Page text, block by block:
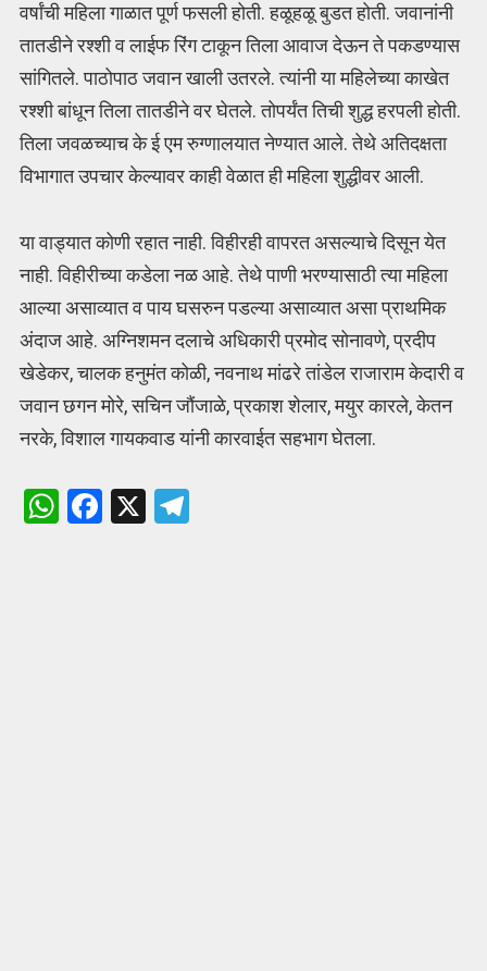
वर्षांची महिला गाळात पूर्ण फसली होती. हळूहळू बुडत होती. जवानांनी
तातडीने रश्शी व लाईफ रिंग टाकून तिला आवाज देऊन ते पकडण्यास
सांगितले. पाठोपाठ जवान खाली उतरले. त्यांनी या महिलेच्या काखेत
रश्शी बांधून तिला तातडीने वर घेतले. तोपर्यंत तिची शुद्ध हरपली होती.
तिला जवळच्याच के ई एम रुग्णालयात नेण्यात आले. तेथे अतिदक्षता
विभागात उपचार केल्यावर काही वेळात ही महिला शुद्धीवर आली.
या वाड्यात कोणी रहात नाही. विहीरही वापरत असल्याचे दिसून येत
नाही. विहीरीच्या कडेला नळ आहे. तेथे पाणी भरण्यासाठी त्या महिला
आल्या असाव्यात व पाय घसरुन पडल्या असाव्यात असा प्राथमिक
अंदाज आहे. अग्निशमन दलाचे अधिकारी प्रमोद सोनावणे, प्रदीप
खेडेकर, चालक हनुमंत कोळी, नवनाथ मांढरे तांडेल राजाराम केदारी व
जवान छगन मोरे, सचिन जौंजाळे, प्रकाश शेलार, मयुर कारले, केतन
नरके, विशाल गायकवाड यांनी कारवाईत सहभाग घेतला.
W F X T